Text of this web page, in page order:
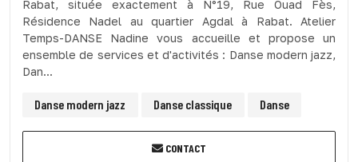
Rabat, située exactement à N°19, Rue Ouad Fès,
Résidence Nadel au quartier Agdal à Rabat. Atelier
Temps-DANSE Nadine vous accueille et propose un
ensemble de services et d'activités : Danse modern jazz,
Dan...
Danse modern jazz Danse classique Danse
CONTACT